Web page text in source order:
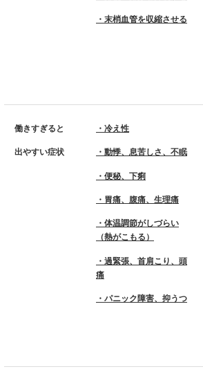
・末梢血管を収縮させる
働きすぎると
出やすい症状
・冷え性
・動悸、息苦しさ、不眠
・便秘、下痢
・胃痛、腹痛、生理痛
・体温調節がしづらい
（熱がこもる）
・過緊張、首肩こり、頭
痛
・パニック障害、抑うつ